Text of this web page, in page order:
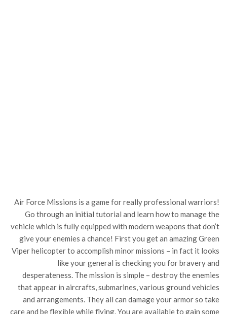
Air Force Missions is a game for really professional warriors!
Go through an initial tutorial and learn how to manage the
vehicle which is fully equipped with modern weapons that don’t
give your enemies a chance! First you get an amazing Green
Viper helicopter to accomplish minor missions – in fact it looks
like your general is checking you for bravery and
desperateness. The mission is simple – destroy the enemies
that appear in aircrafts, submarines, various ground vehicles
and arrangements. They all can damage your armor so take
care and be flexible while flying. You are available to gain some